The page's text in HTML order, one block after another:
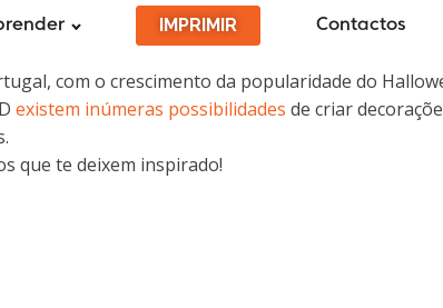
IMPRIMIR Contactos
com o crescimento da popularidade do
existem inúmeras possibilidades de criar
que te deixem inspirado!